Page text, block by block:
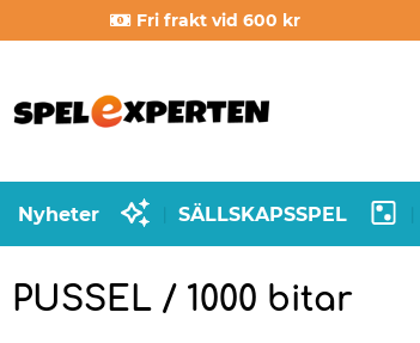
Fri frakt vid 600 kr
Nyheter SÄLLSKAPSSPEL
PUSSEL / 1000 bitar